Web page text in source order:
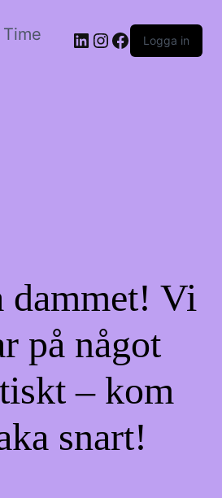
LinkedIn
Instagram
Facebook
Logga in
dammet! Vi
på något
– kom
snart!